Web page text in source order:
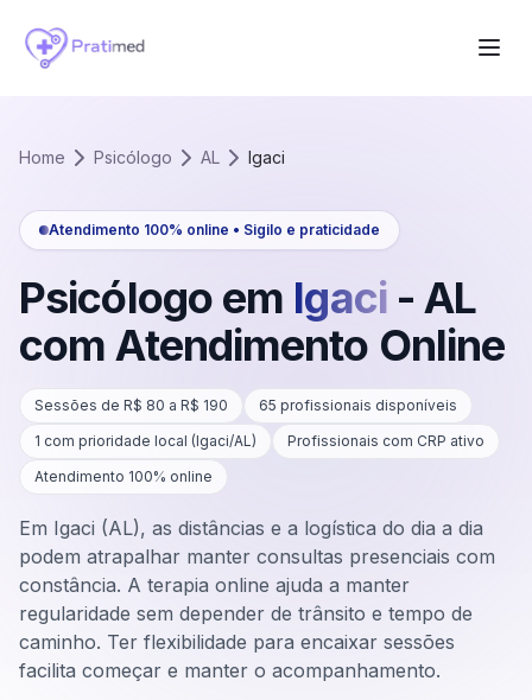
Home Psicólogo AL Igaci
Atendimento 100% online • Sigilo e praticidade
Psicólogo em Igaci -AL
com Atendimento Online
Sessões de R$ 80 a R$ 190 65 profissionais disponíveis
1 com prioridade local (Igaci/AL)
Profissionais com CRP ativo
Atendimento 100% online
Em Igaci (AL), as distâncias e a logística do dia a dia
podem atrapalhar manter consultas presenciais com
constância. A terapia online ajuda a manter
regularidade sem depender de trânsito e tempo de
caminho. Ter flexibilidade para encaixar sessões
facilita começar e manter o acompanhamento.